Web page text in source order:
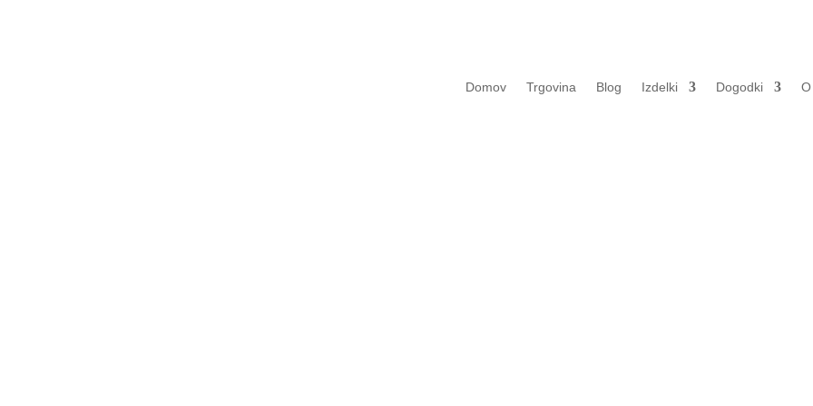
Domov Trgovina Blog Izdelki Dogodki